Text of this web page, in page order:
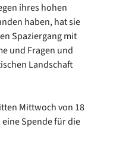
ihres hohen
haben, hat sie
Spaziergang mit
und Fragen und
Landschaft
Mittwoch von 18
Spende für die